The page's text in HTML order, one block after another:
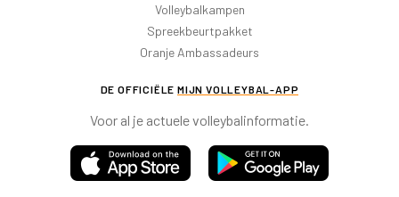
Volleybalkampen
Spreekbeurtpakket
Oranje Ambassadeurs
DE OFFICIËLE MIJN VOLLEYBAL-APP
Voor al je actuele volleybalinformatie.